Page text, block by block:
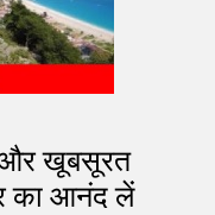
और खूबसूरत
का आनंद लें